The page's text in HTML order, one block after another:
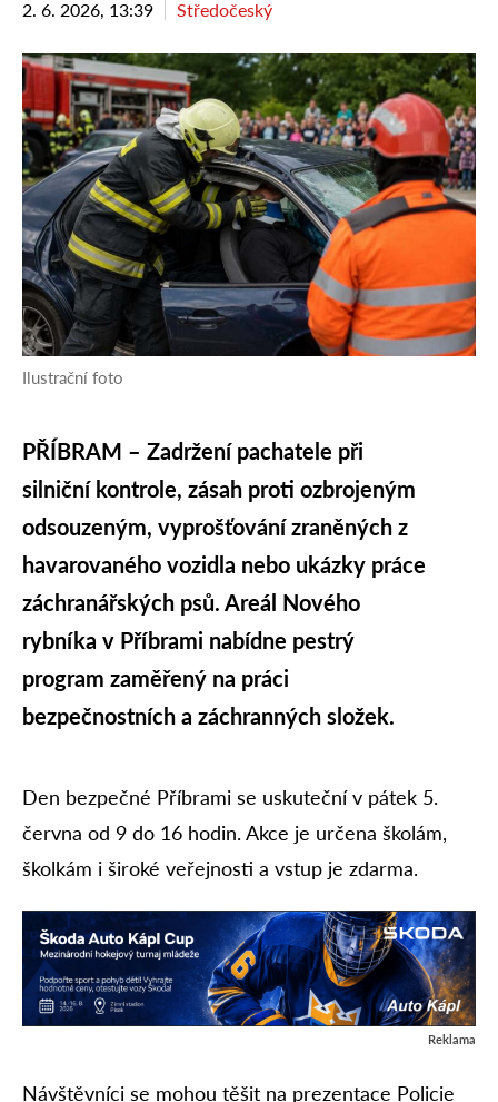
2. 6. 2026, 13:39 Středočeský
Ilustrační foto
PŘÍBRAM – Zadržení pachatele při
silniční kontrole, zásah proti ozbrojeným
odsouzeným, vyprošťování zraněných z
havarovaného vozidla nebo ukázky práce
záchranářských psů. Areál Nového
rybníka v Příbrami nabídne pestrý
program zaměřený na práci
bezpečnostních a záchranných složek.
Den bezpečné Příbrami se uskuteční v pátek 5.
června od 9 do 16 hodin. Akce je určena školám,
školkám i široké veřejnosti a vstup je zdarma.
Reklama
Návštěvníci se mohou těšit na prezentace Policie